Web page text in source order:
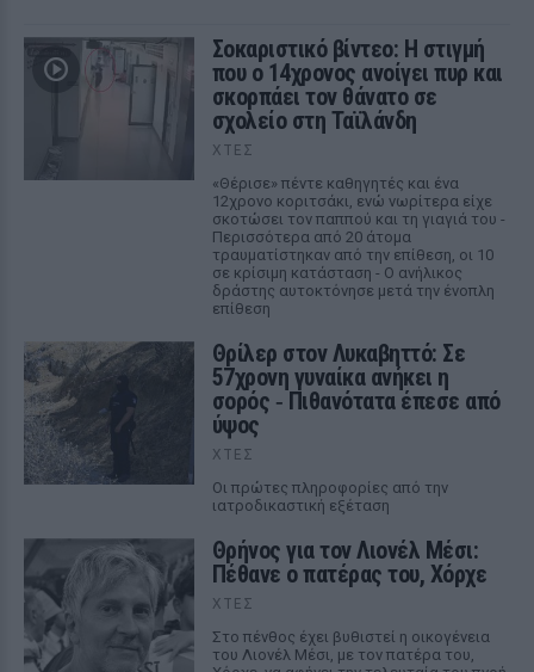
Σοκαριστικό βίντεο: Η στιγμή
που ο 14χρονος ανοίγει πυρ και
σκορπάει τον θάνατο σε
σχολείο στη Ταϊλάνδη
ΧΤΕΣ
«Θέρισε» πέντε καθηγητές και ένα
12χρονο κοριτσάκι, ενώ νωρίτερα είχε
σκοτώσει τον παππού και τη γιαγιά του -
Περισσότερα από 20 άτομα
τραυματίστηκαν από την επίθεση, οι 10
σε κρίσιμη κατάσταση - Ο ανήλικος
δράστης αυτοκτόνησε μετά την ένοπλη
επίθεση
Θρίλερ στον Λυκαβηττό: Σε
57χρονη γυναίκα ανήκει η
σορός ‑ Πιθανότατα έπεσε από
ύψος
ΧΤΕΣ
Οι πρώτες πληροφορίες από την
ιατροδικαστική εξέταση
Θρήνος για τον Λιονέλ Μέσι:
Πέθανε ο πατέρας του, Χόρχε
ΧΤΕΣ
Στο πένθος έχει βυθιστεί η οικογένεια
του Λιονέλ Μέσι, με τον πατέρα του,